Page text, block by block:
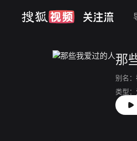
那
别名：
类型：
上映：